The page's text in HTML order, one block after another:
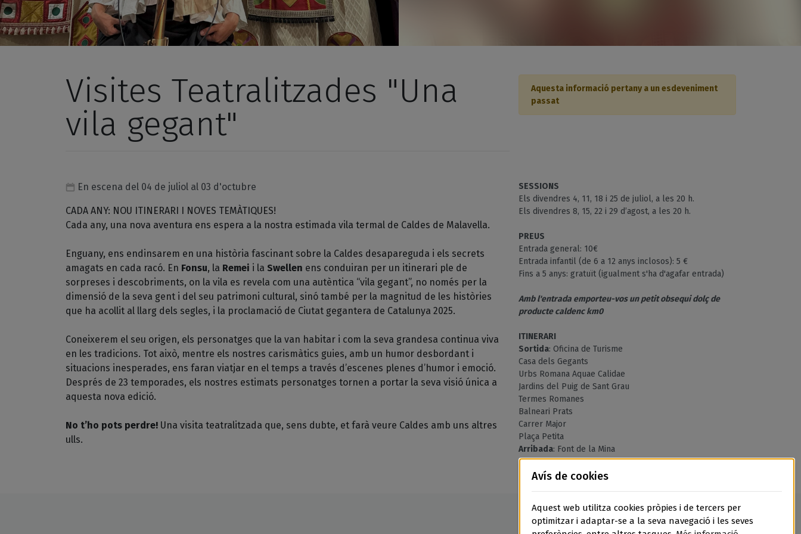
Visites Teatralitzades "Una
vila gegant"
Aquesta informació pertany a un esdeveniment
passat
En escena del 04 de juliol al 03 d'octubre
CADA ANY: NOU ITINERARI I NOVES TEMÀTIQUES!
Cada any, una nova aventura ens espera a la nostra estimada vila termal de Caldes de Malavella.
Enguany, ens endinsarem en una història fascinant sobre la Caldes desapareguda i els secrets
amagats en cada racó. En Fonsu, la Remei i la Swellen ens conduiran per un itinerari ple de
sorpreses i descobriments, on la vila es revela com una autèntica “vila gegant”, no només per la
dimensió de la seva gent i del seu patrimoni cultural, sinó també per la magnitud de les històries
que ha acollit al llarg dels segles, i la proclamació de Ciutat gegantera de Catalunya 2025.
Coneixerem el seu origen, els personatges que la van habitar i com la seva grandesa continua viva
en les tradicions. Tot això, mentre els nostres carismàtics guies, amb un humor desbordant i
situacions inesperades, ens faran viatjar en el temps a través d’escenes plenes d’humor i emoció.
Després de 23 temporades, els nostres estimats personatges tornen a portar la seva visió única a
aquesta nova edició.
No t’ho pots perdre! Una visita teatralitzada que, sens dubte, et farà veure Caldes amb uns altres
ulls.
SESSIONS
Els divendres 4, 11, 18 i 25 de juliol, a les 20 h.
Els divendres 8, 15, 22 i 29 d’agost, a les 20 h.
PREUS
Entrada general: 10€
Entrada infantil (de 6 a 12 anys inclosos): 5 €
Fins a 5 anys: gratuït (igualment s'ha d'agafar entrada)
Amb l'entrada emporteu-vos un petit obsequi dolç de
producte caldenc km0
ITINERARI
Sortida: Oficina de Turisme
Casa dels Gegants
Urbs Romana Aquae Calidae
Jardins del Puig de Sant Grau
Termes Romanes
Balneari Prats
Carrer Major
Plaça Petita
Arribada: Font de la Mina
Avís de cookies
Aquest web utilitza cookies pròpies i de tercers per
optimitzar i adaptar-se a la seva navegació i les seves